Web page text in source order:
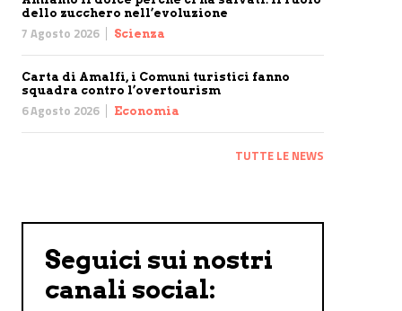
dello zucchero nell’evoluzione
7 Agosto 2026 Scienza
Carta di Amalfi, i Comuni turistici fanno
squadra contro l’overtourism
6 Agosto 2026 Economia
TUTTE LE NEWS
Seguici sui nostri
canali social: